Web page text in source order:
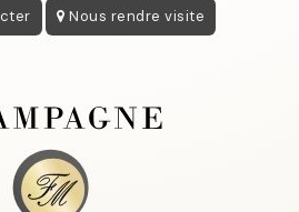
Nous rendre visite